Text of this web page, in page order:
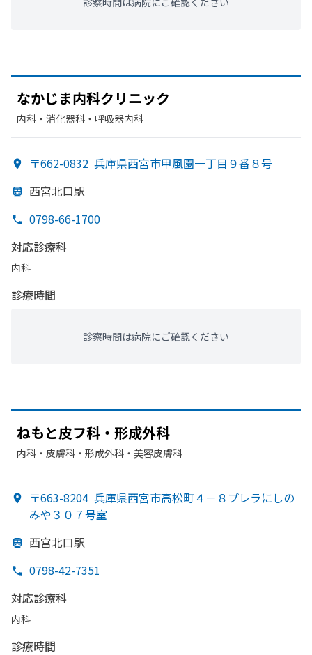
なかじま内科クリニック
内科・​消化器科・​呼吸器内科
〒662-0832 兵庫県西宮市甲風園一丁目９番８号
西宮北口駅
0798-66-1700
対応診療科
内科
診療時間
診察時間は病院にご確認ください
ねもと皮フ科・形成外科
内科・​皮膚科・​形成外科・​美容皮膚科
〒663-8204 兵庫県西宮市高松町４－８プレラにしの
みや３０７号室
西宮北口駅
0798-42-7351
対応診療科
内科
診療時間